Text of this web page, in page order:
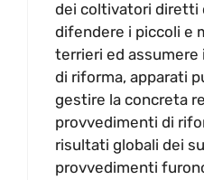
dei coltivatori diretti
difendere i piccoli e
terrieri ed
di riforma, apparati
gestire la concreta
provvedimenti di
risultati globali dei
provvedimenti